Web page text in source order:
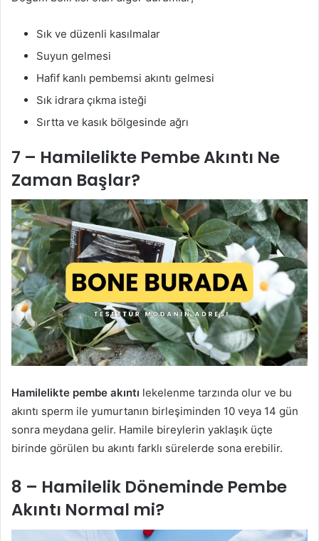
Sık ve düzenli kasılmalar
Suyun gelmesi
Hafif kanlı pembemsi akıntı gelmesi
Sık idrara çıkma isteği
Sırtta ve kasık bölgesinde ağrı
7 – Hamilelikte Pembe Akıntı Ne
Zaman Başlar?
Hamilelikte pembe akıntı lekelenme tarzında olur ve bu
akıntı sperm ile yumurtanın birleşiminden 10 veya 14 gün
sonra meydana gelir. Hamile bireylerin yaklaşık üçte
birinde görülen bu akıntı farklı sürelerde sona erebilir.
8 – Hamilelik Döneminde Pembe
Akıntı Normal mi?